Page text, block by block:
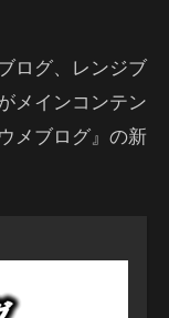
ログ、レンジブ
メインコンテン
メブログ』の新